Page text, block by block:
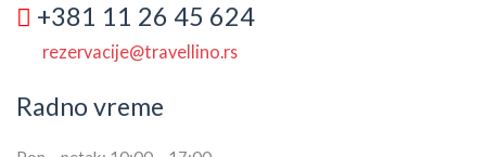
+381 11 26 45 624
rezervacije@travellino.rs
Radno vreme